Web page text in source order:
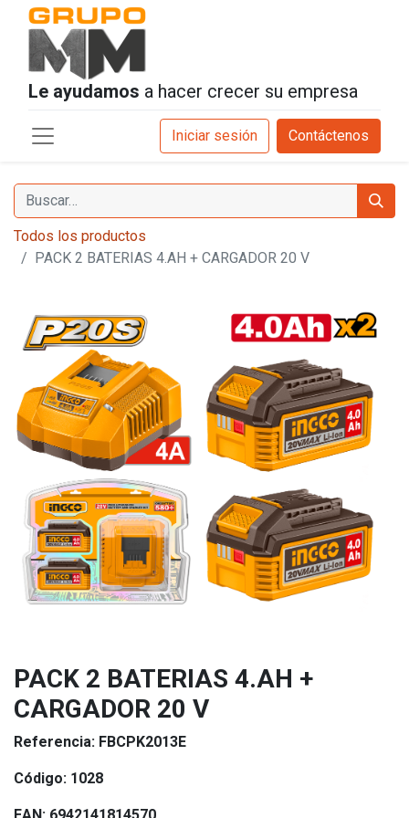
Le ayudamos a hacer crecer su empresa
Iniciar sesión Contáctenos
Todos los productos
PACK 2 BATERIAS 4.AH + CARGADOR 20 V
PACK 2 BATERIAS 4.AH +
CARGADOR 20 V
Referencia: FBCPK2013E
Código: 1028